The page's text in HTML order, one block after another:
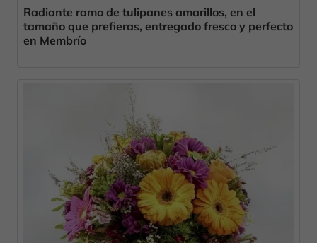
Radiante ramo de tulipanes amarillos, en el
tamaño que prefieras, entregado fresco y perfecto
en Membrío